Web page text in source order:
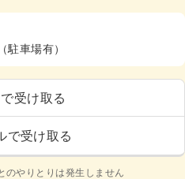
駐車場有）
受け取る
で受け取る
のやりとりは発生しません